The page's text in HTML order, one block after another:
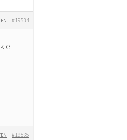
#19534
#19535